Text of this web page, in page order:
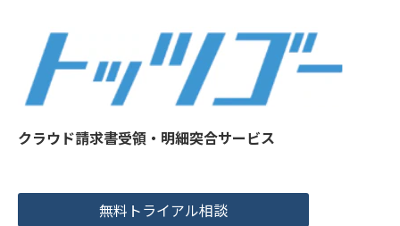
クラウド請求書受領・明細突合サービス
無料トライアル相談